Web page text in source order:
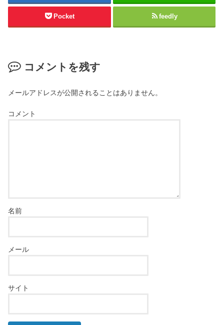
Pocket feedly
コメントを残す
メールアドレスが公開されることはありません。
コメント
名前
メール
サイト